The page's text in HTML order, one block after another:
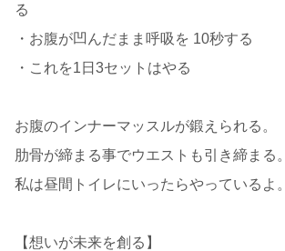
る
・お腹が凹んだまま呼吸を 10秒する
・これを1日3セットはやる
お腹のインナーマッスルが鍛えられる。
肋骨が締まる事でウエストも引き締まる。
私は昼間トイレにいったらやっているよ。
【想いが未来を創る】